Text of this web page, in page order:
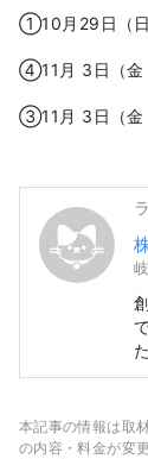
①10月29日
④11月 3日（
③11月 3日（
本記事の情報は取
の内容・料金が変